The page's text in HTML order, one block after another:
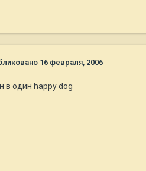
16 февраля, 2006
в один happy dog